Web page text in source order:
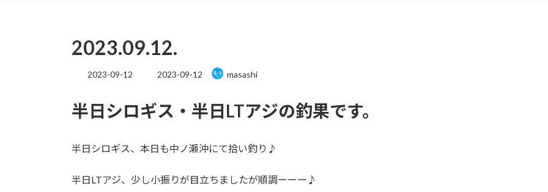
2023.09.12.
2023-09-12
最
新
日
:
2023-09-12 masashi
半日シロギス・半日LTアジの釣果です。
半日シロギス、本日も中ノ瀬沖にて拾い釣り♪
半日LTアジ、少し小振りが目立ちましたが順調ーーー♪